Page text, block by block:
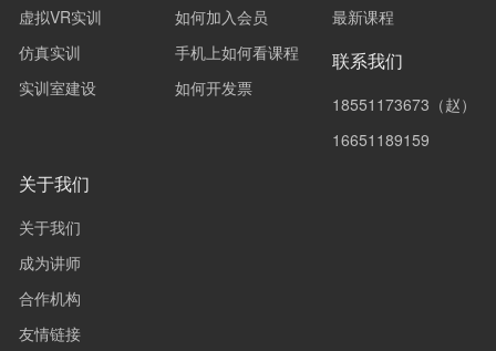
虚拟VR实训
仿真实训
实训室建设
如何加入会员
手机上如何看课程
如何开发票
最新课程
联系我们
18551173673（赵）
16651189159
关于我们
关于我们
成为讲师
合作机构
友情链接